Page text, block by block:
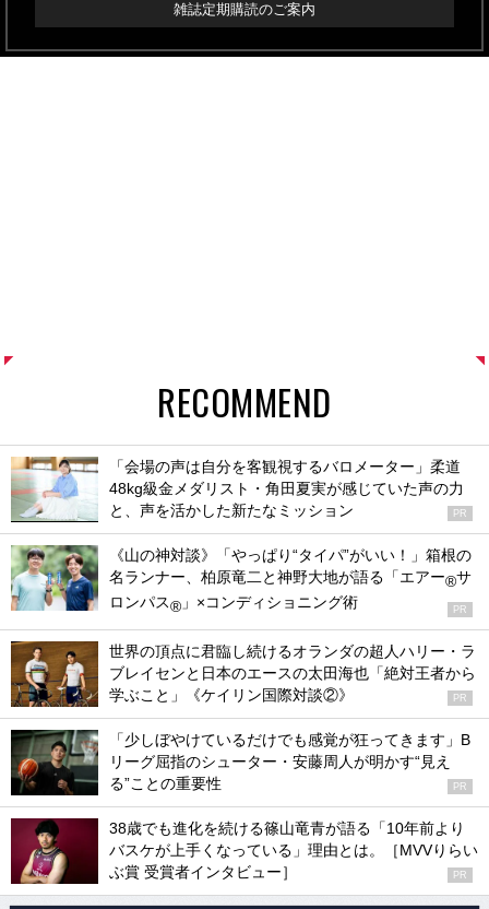
雑誌定期購読のご案内
RECOMMEND
「会場の声は自分を客観視するバロメーター」柔道
48kg級金メダリスト・角田夏実が感じていた声の力
と、声を活かした新たなミッション
PR
《山の神対談》「やっぱり“タイパ”がいい！」箱根の
名ランナー、柏原竜二と神野大地が語る「エアー®サ
ロンパス® 」×コンディショニング術 PR
世界の頂点に君臨し続けるオランダの超人ハリー・ラ
ブレイセンと日本のエースの太田海也「絶対王者から
学ぶこと」《ケイリン国際対談②》
PR
「少しぼやけているだけでも感覚が狂ってきます」B
リーグ屈指のシューター・安藤周人が明かす“見え
る”ことの重要性
PR
38歳でも進化を続ける篠山竜青が語る「10年前より
バスケが上手くなっている」理由とは。［MVVりらい
ぶ賞 受賞者インタビュー］
PR